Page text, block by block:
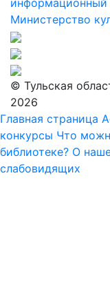
информационный
Министерство
© Тульская
2026
Главная страница
конкурсы Что
библиотеке? О
слабовидящих